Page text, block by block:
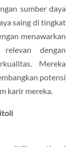
sumber daya
saing di tingkat
menawarkan
dengan
Mereka
potensi
karir mereka.